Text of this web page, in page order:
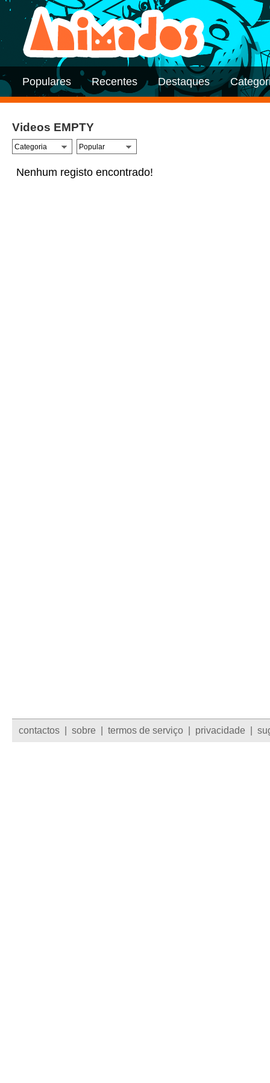
Populares Recentes Destaques
Videos EMPTY
Nenhum registo encontrado!
contactos sobre termos de serviço privacidade